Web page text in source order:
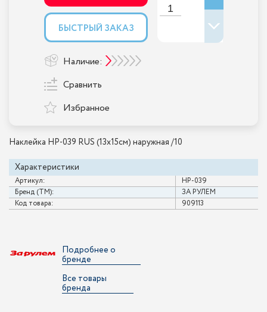
Наклейка НР-039 RUS (13х15см) наружная /10
Характеристики
Артикул:
НР-039
Бренд (ТМ):
ЗА РУЛЕМ
Код товара:
909113
БЫСТРЫЙ ЗАКАЗ
Наличие:
Сравнить
Избранное
Подробнее о
бренде
Все товары
бренда